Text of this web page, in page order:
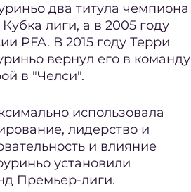
два титула чемпиона
лиги, а в 2005 году
PFA. В 2015 году Терри
вернул его в команду
в "Челси".
использовала
лидерство и
и влияние
установили
Премьер-лиги.